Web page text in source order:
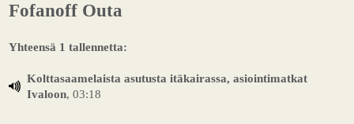
Fofanoff Outa
Yhteensä 1 tallennetta:
Kolttasaamelaista asutusta itäkairassa, asiointimatkat
Ivaloon, 03:18